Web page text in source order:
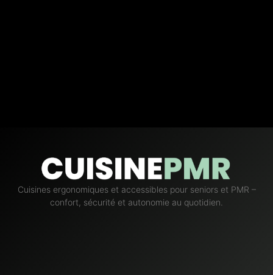
Cuisines ergonomiques et accessibles pour seniors et PMR –
confort, sécurité et autonomie au quotidien.